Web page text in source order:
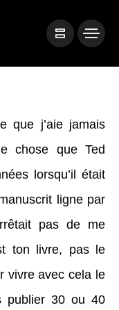
que j’aie jamais
chose que Ted
lorsqu’il était
ligne par
pas de me
ton livre, pas le
vivre avec cela le
publier 30 ou 40